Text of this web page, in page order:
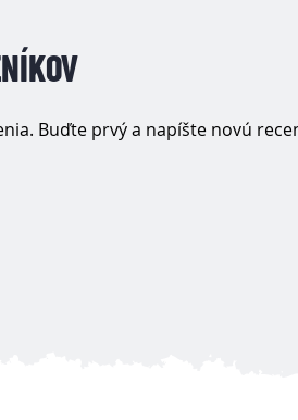
Buďte prvý a napíšte novú